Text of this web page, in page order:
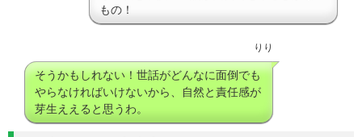
もの！
りり
そうかもしれない！世話がどんなに面倒でも
やらなければいけないから、自然と責任感が
芽生ええると思うわ。